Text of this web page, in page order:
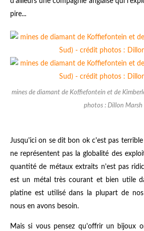
pire...
mines de diamant de Koffiefontein et de
photos : Dillon Marsh
Jusqu'ici on se dit bon ok c'est pas
ne représentent pas la globalité des
quantité de métaux extraits n'est pas
est un métal très courant et bien utile
platine est utilisé dans la plupart de
nous en avons besoin.
Mais si vous pensez qu'offrir un bijoux